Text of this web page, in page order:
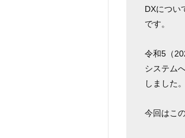
DXについ
です。
令和5（
システム
しました。
今回はこ